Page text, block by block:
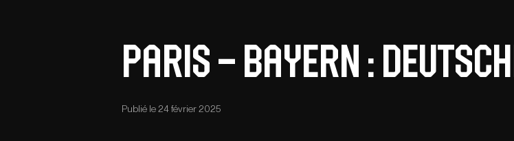
Paris – Bayern :
Publié le 24 février 2025